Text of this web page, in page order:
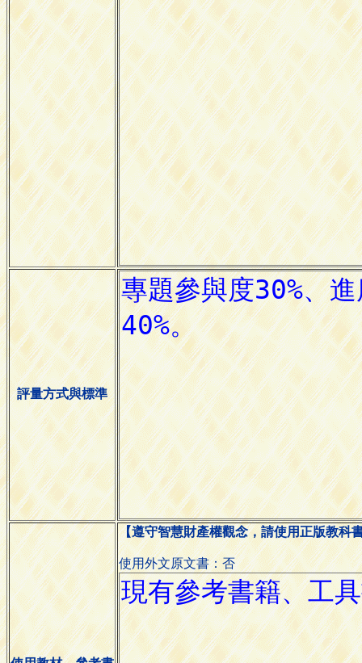
評量方式與標準
【遵守智慧財產權觀念，請使用正版教科
使用外文原文書：否